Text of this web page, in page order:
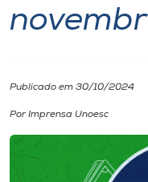
Unoesc
Publicado em 30/10/2024
Por Imprensa Unoesc